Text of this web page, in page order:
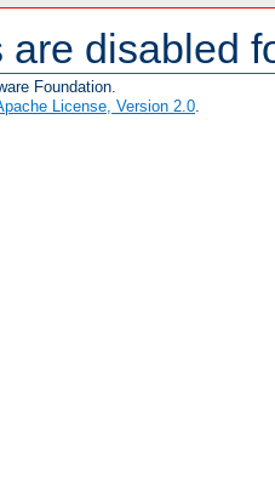
are disabled
Foundation.
License, Version 2.0